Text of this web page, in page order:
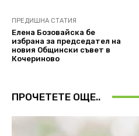
ПРЕДИШНА СТАТИЯ
Елена Бозовайска бе
избрана за председател на
новия Общински съвет в
Кочериново
ПРОЧЕТЕТЕ ОЩЕ..